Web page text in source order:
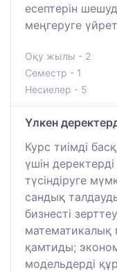
есептерін
меңгеруге
Оқу жылы - 2
Семестр - 1
Несиелер - 5
Үлкен
Курс тиімді
үшін
түсіндіруге
сандық
бизнесті
математикалық
қамтиды;
модельдерді